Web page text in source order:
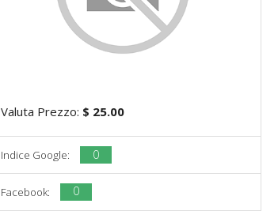
Valuta Prezzo: $ 25.00
Indice Google: 0
Facebook: 0